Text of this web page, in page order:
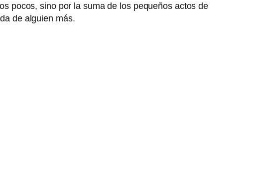
pocos, sino por la suma de los pequeños actos de
de alguien más.